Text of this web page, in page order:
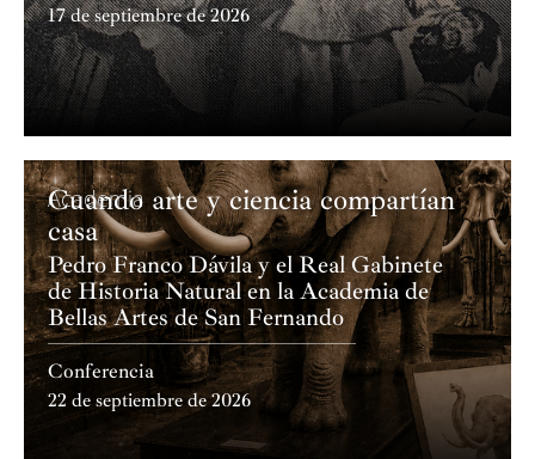
17 de septiembre de 2026
Academia
Cuando arte y ciencia compartían
casa
Pedro Franco Dávila y el Real Gabinete
de Historia Natural en la Academia de
Bellas Artes de San Fernando
Conferencia
22 de septiembre de 2026